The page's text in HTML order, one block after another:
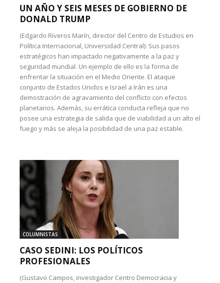
UN AÑO Y SEIS MESES DE GOBIERNO DE
DONALD TRUMP
(Edgardo Riveros Marín, director del Centro de Estudios en
Política Internacional, Universidad Central): Sus pasos
estratégicos han impactado negativamente a la paz y
seguridad mundial. Un ejemplo de ello es la forma de
enfrentar la situación en el Medio Oriente. El ataque
conjunto de Estados Unidos e Israel a Irán es una
demostración de agravamiento del conflicto con efectos
planetarios. Además, su errática conducta refleja que no
posee una estrategia de salida que de viabilidad a un alto el
fuego y más se aleja la posibilidad de una paz estable.
COLUMNISTAS
CASO SEDINI: LOS POLÍTICOS
PROFESIONALES
(Gustavo Campos, investigador Centro Democracia y